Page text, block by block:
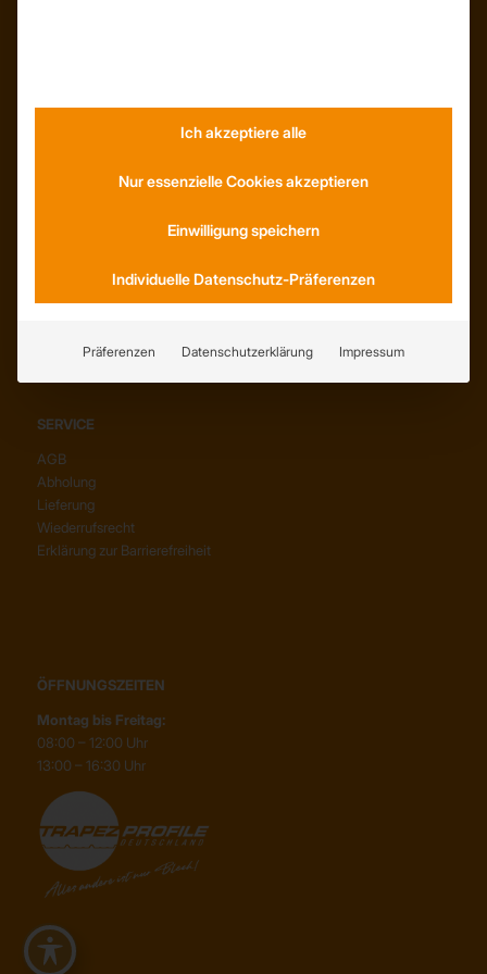
Stellenangebote
Anfahrt
Youtube
SERVICE
AGB
Abholung
Lieferung
Wiederrufsrecht
Erklärung zur Barrierefreiheit
ÖFFNUNGSZEITEN
Montag bis Freitag:
08:00 – 12:00 Uhr
13:00 – 16:30 Uhr
Ich akzeptiere alle
Nur essenzielle Cookies akzeptieren
Einwilligung speichern
Individuelle Datenschutz-Präferenzen
Präferenzen Datenschutzerklärung Impressum